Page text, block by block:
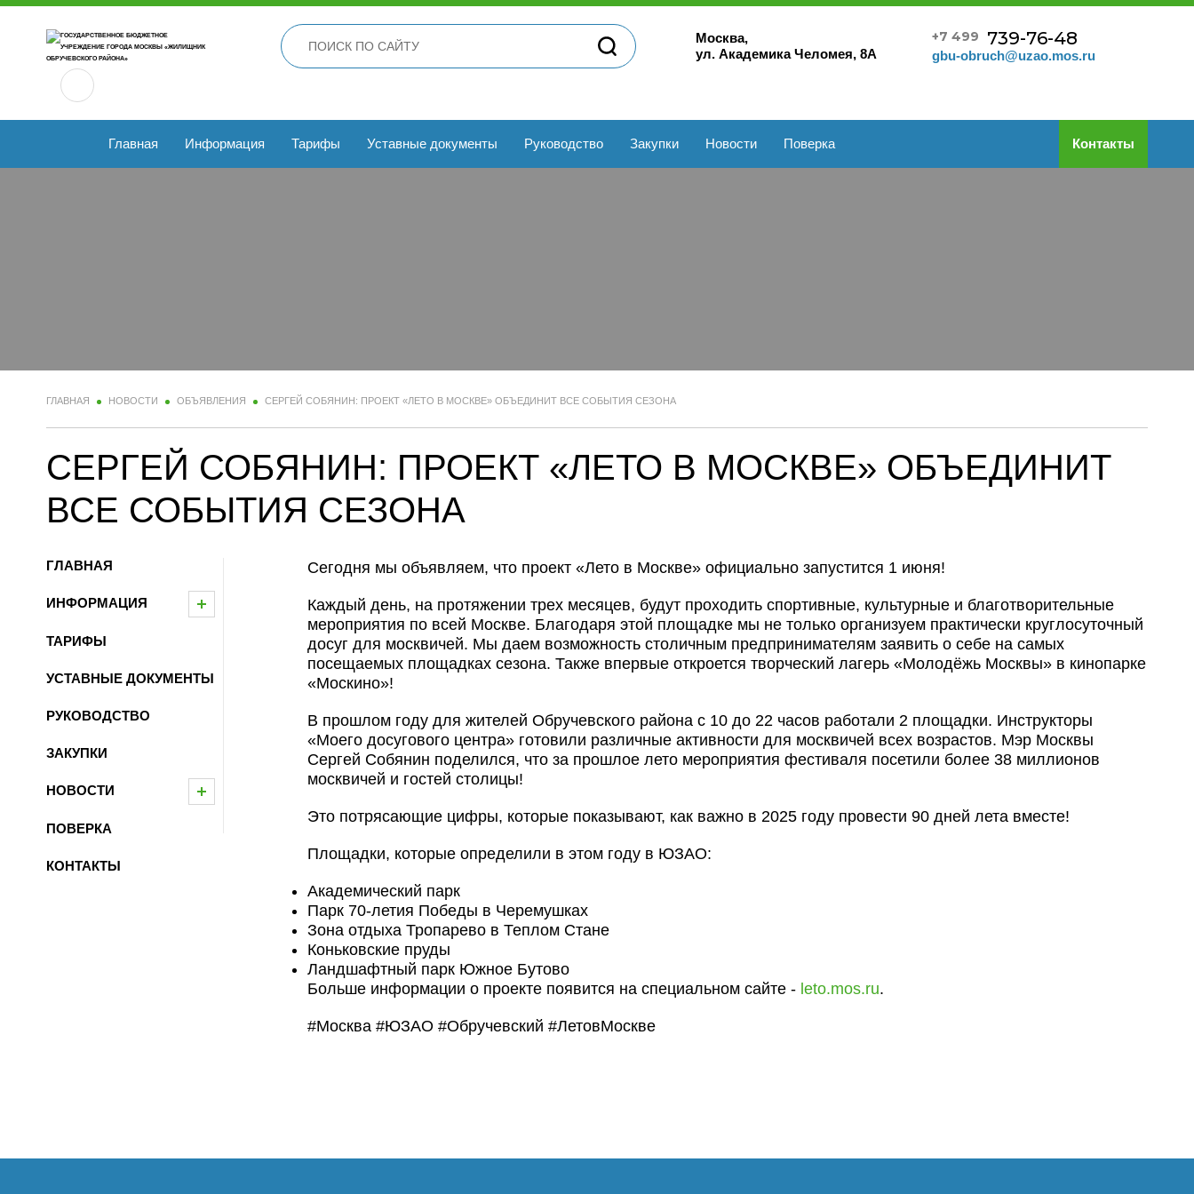
Москва,
ул. Академика Челомея, 8А
+7 499 739-76-48
gbu-obruch@uzao.mos.ru
Главная Информация Тарифы Уставные документы Руководство Закупки Новости Поверка Контакты
ГЛАВНАЯ НОВОСТИ ОБЪЯВЛЕНИЯ СЕРГЕЙ СОБЯНИН: ПРОЕКТ «ЛЕТО В МОСКВЕ» ОБЪЕДИНИТ ВСЕ СОБЫТИЯ СЕЗОНА
СЕРГЕЙ СОБЯНИН: ПРОЕКТ «ЛЕТО В МОСКВЕ» ОБЪЕДИНИТ
ВСЕ СОБЫТИЯ СЕЗОНА
ГЛАВНАЯ
ИНФОРМАЦИЯ
ТАРИФЫ
УСТАВНЫЕ ДОКУМЕНТЫ
РУКОВОДСТВО
ЗАКУПКИ
НОВОСТИ
ПОВЕРКА
КОНТАКТЫ
Сегодня мы объявляем, что проект «Лето в Москве» официально запустится 1 июня!
Каждый день, на протяжении трех месяцев, будут проходить спортивные, культурные и благотворительные
мероприятия по всей Москве. Благодаря этой площадке мы не только организуем практически круглосуточный
досуг для москвичей. Мы даем возможность столичным предпринимателям заявить о себе на самых
посещаемых площадках сезона. Также впервые откроется творческий лагерь «Молодёжь Москвы» в кинопарке
«Москино»!
В прошлом году для жителей Обручевского района с 10 до 22 часов работали 2 площадки. Инструкторы
«Моего досугового центра» готовили различные активности для москвичей всех возрастов. Мэр Москвы
Сергей Собянин поделился, что за прошлое лето мероприятия фестиваля посетили более 38 миллионов
москвичей и гостей столицы!
Это потрясающие цифры, которые показывают, как важно в 2025 году провести 90 дней лета вместе!
Площадки, которые определили в этом году в ЮЗАО:
Академический парк
Парк 70-летия Победы в Черемушках
Зона отдыха Тропарево в Теплом Стане
Коньковские пруды
Ландшафтный парк Южное Бутово
Больше информации о проекте появится на специальном сайте - leto.mos.ru.
#Москва #ЮЗАО #Обручевский #ЛетовМоскве